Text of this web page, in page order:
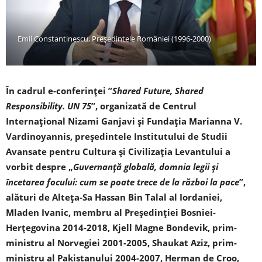
Emil Constantinescu, Președintele României (1996-2000)
În cadrul e-conferinței ”Shared Future, Shared
Responsibility. UN 75”, organizată de Centrul
Internațional Nizami Ganjavi și Fundația Marianna V.
Vardinoyannis, președintele Institutului de Studii
Avansate pentru Cultura și Civilizația Levantului a
vorbit despre „Guvernanță globală, domnia legii și
încetarea focului: cum se poate trece de la război la pace”,
alături de Alteța-Sa Hassan Bin Talal al Iordaniei,
Mladen Ivanic, membru al Președinției Bosniei-
Herțegovina 2014-2018, Kjell Magne Bondevik, prim-
ministru al Norvegiei 2001-2005, Shaukat Aziz, prim-
ministru al Pakistanului 2004-2007, Herman de Croo,